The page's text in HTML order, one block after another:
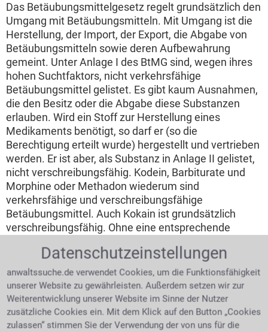
Das Betäubungsmittelgesetz regelt grundsätzlich den
Umgang mit Betäubungsmitteln. Mit Umgang ist die
Herstellung, der Import, der Export, die Abgabe von
Betäubungsmitteln sowie deren Aufbewahrung
gemeint. Unter Anlage I des BtMG sind, wegen ihres
hohen Suchtfaktors, nicht verkehrsfähige
Betäubungsmittel gelistet. Es gibt kaum Ausnahmen,
die den Besitz oder die Abgabe diese Substanzen
erlauben. Wird ein Stoff zur Herstellung eines
Medikaments benötigt, so darf er (so die
Berechtigung erteilt wurde) hergestellt und vertrieben
werden. Er ist aber, als Substanz in Anlage II gelistet,
nicht verschreibungsfähig. Kodein, Barbiturate und
Morphine oder Methadon wiederum sind
verkehrsfähige und verschreibungsfähige
Betäubungsmittel. Auch Kokain ist grundsätzlich
verschreibungsfähig. Ohne eine entsprechende
es auch Apotheken untersagt diese Mittel
auszugeben. Ein ärztliches Rezept für Cannabis oder
Amphetamine, wie Ritalin stellt eine Legitimation für
deren Besitz und seinen Konsum dar. Ein Anwalt für
Strafrecht in Coesfeld leistet Rat und Hilfe bei BTMG
Vergehen.
Datenschutzeinstellungen
anwaltssuche.de verwendet Cookies, um die Funktionsfähigkeit
unserer Website zu gewährleisten. Außerdem setzen wir zur
Weiterentwicklung unserer Website im Sinne der Nutzer
zusätzliche Cookies ein. Mit dem Klick auf den Button „Cookies
zulassen“ stimmen Sie der Verwendung der von uns für die